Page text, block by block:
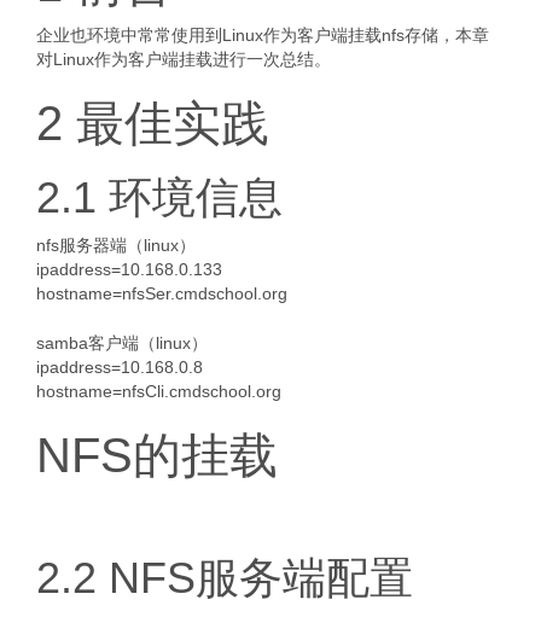
企业也环境中常常使用到Linux作为客户端挂载nfs存储，本章
对Linux作为客户端挂载进行一次总结。
2 最佳实践
2.1 环境信息
nfs服务器端（linux）
ipaddress=10.168.0.133
hostname=nfsSer.cmdschool.org
samba客户端（linux）
ipaddress=10.168.0.8
hostname=nfsCli.cmdschool.org
NFS的挂载
2.2 NFS服务端配置